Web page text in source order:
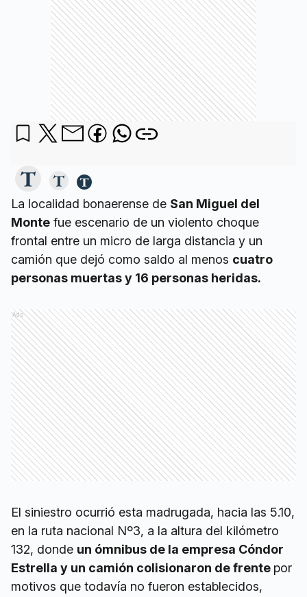
La localidad bonaerense de San Miguel del
Monte fue escenario de un violento choque
frontal entre un micro de larga distancia y un
camión que dejó como saldo al menos cuatro
personas muertas y 16 personas heridas.
Ads
El siniestro ocurrió esta madrugada, hacia las 5.10,
en la ruta nacional Nº3, a la altura del kilómetro
132, donde un ómnibus de la empresa Cóndor
Estrella y un camión colisionaron de frente por
motivos que todavía no fueron establecidos,